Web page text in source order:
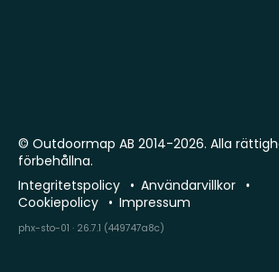
© Outdoormap AB 2014-2026. Alla
förbehållna.
Integritetspolicy
Användarvillkor
Cookiepolicy
Impressum
phx-sto-01 · 26.7.1 (449747a8c)